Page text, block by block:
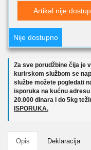
Artikal nije
Nije dostupno
Za sve porudžbine čija je
kurirskom službom se
službe možete pogledati
isporuka na kućnu
20.000 dinara i do 5kg
ISPORUKA.
Opis Deklaracija